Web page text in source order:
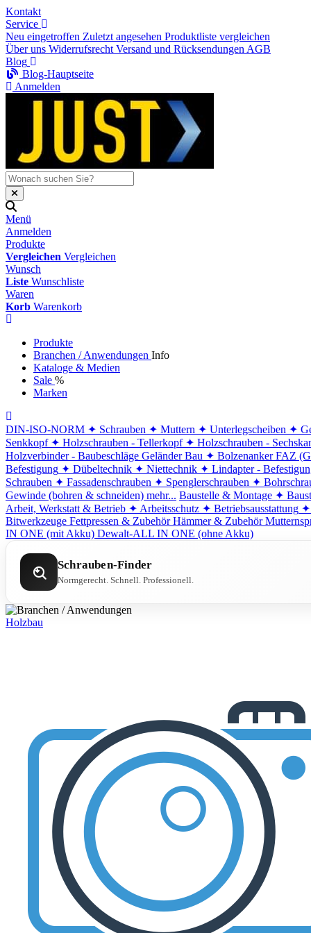
Kontakt
Service
Neu eingetroffen Zuletzt angesehen Produktliste vergleichen
Über uns Widerrufsrecht Versand und Rücksendungen AGB
Blog
Blog-Hauptseite
Anmelden
Menü
Anmelden
Produkte
Vergleichen Vergleichen
Wunsch
Liste Wunschliste
Waren
Korb Warenkorb
Produkte
Branchen / Anwendungen Info
Kataloge & Medien
Sale %
Marken
DIN-ISO-NORM ✦ Schrauben ✦ Muttern ✦ Unterlegscheiben ✦
Senkkopf ✦ Holzschrauben - Tellerkopf ✦ Holzschrauben -
Holzverbinder - Baubeschläge Geländer Bau ✦ Bolzenanker FAZ
Befestigung ✦ Dübeltechnik ✦ Niettechnik ✦ Lindapter -
Schrauben ✦ Fassadenschrauben ✦ Spenglerschrauben ✦
Gewinde (bohren & schneiden) mehr... Baustelle & Montage ✦
Arbeit, Werkstatt & Betrieb ✦ Arbeitsschutz ✦ Betriebsausstattung ✦
Bitwerkzeuge Fettpressen & Zubehör Hämmer & Zubehör
IN ONE (mit Akku) Dewalt-ALL IN ONE (ohne Akku)
Schrauben-Finder
Normgerecht. Schnell. Professionell.
Holzbau